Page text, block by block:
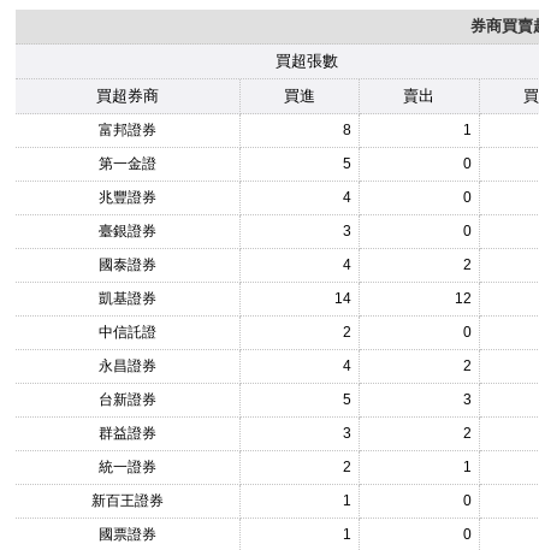
券商買賣
買超張數
買超券商
買進 賣出
富邦證券 8
1
第一金證
5
0
兆豐證券
4
0
臺銀證券
3
0
國泰證券
4
2
凱基證券
14
12
中信託證
2
0
永昌證券
4
2
台新證券
5
3
群益證券
3
2
統一證券
2
1
新百王證券
1
0
國票證券
1
0